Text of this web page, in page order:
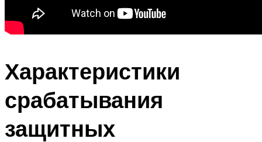
Характеристики
срабатывания
защитных